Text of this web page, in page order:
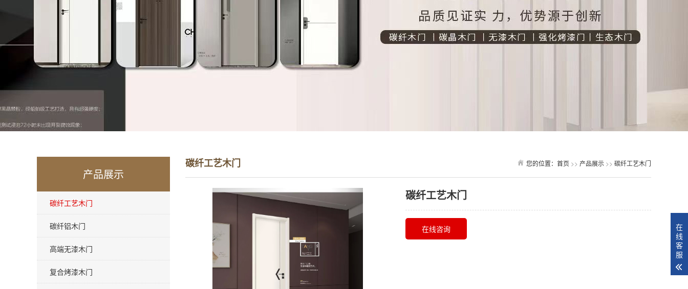
产品展示
碳纤工艺木门
碳纤铝木门
高端无漆木门
复合烤漆木门
您的位置： 首页 >> 产品展示 >> 碳纤工艺木门
碳纤工艺木门
碳纤工艺木门
在线咨询
在
线
客
服